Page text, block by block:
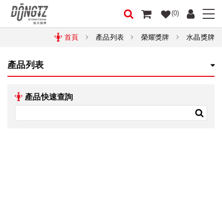
(0)
首頁 產品列表 榮耀獎牌 水晶獎牌
產品列表
產品快速查詢